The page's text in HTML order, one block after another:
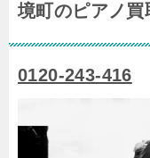
境町のピアノ買
0120-243-416